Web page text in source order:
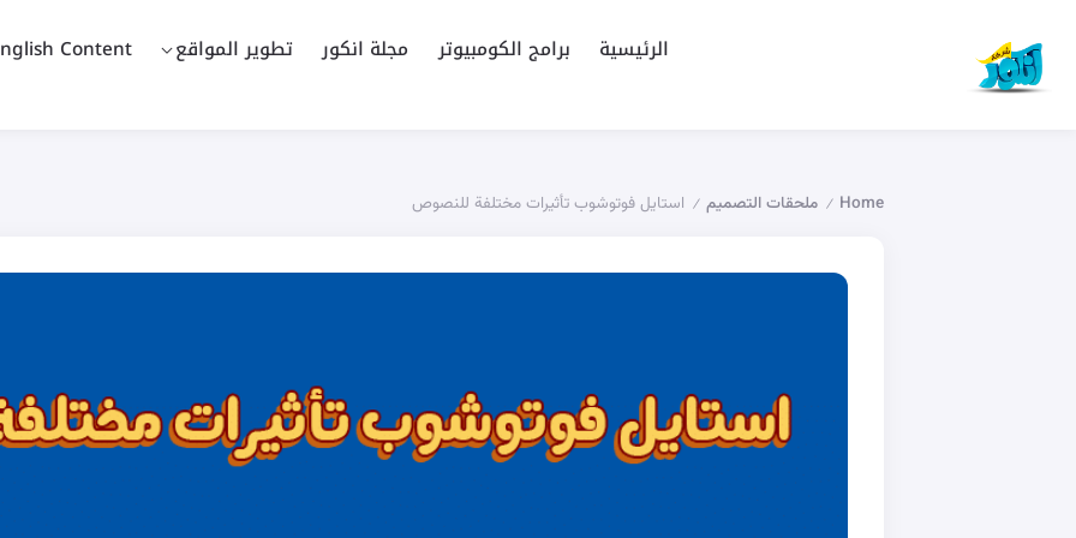
الرئيسية برامج الكومبيوتر مجلة انكور تطوير المواقع Content
Home
/ ملحقات التصميم / استايل فوتوشوب تأثيرات مختلفة للنصوص